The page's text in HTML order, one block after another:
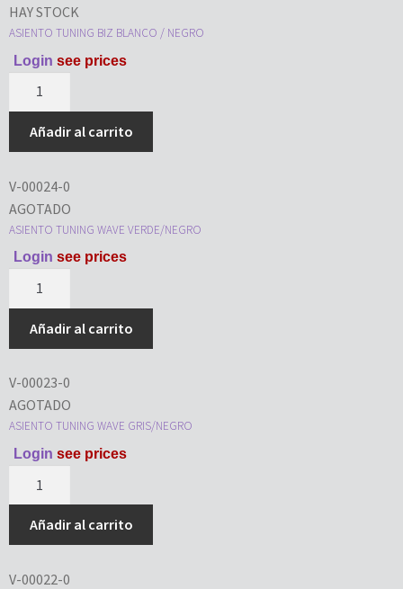
HAY STOCK
ASIENTO TUNING BIZ BLANCO / NEGRO
Login see prices
Añadir al carrito
V-00024-0
AGOTADO
ASIENTO TUNING WAVE VERDE/NEGRO
Login see prices
Añadir al carrito
V-00023-0
AGOTADO
ASIENTO TUNING WAVE GRIS/NEGRO
Login see prices
Añadir al carrito
V-00022-0